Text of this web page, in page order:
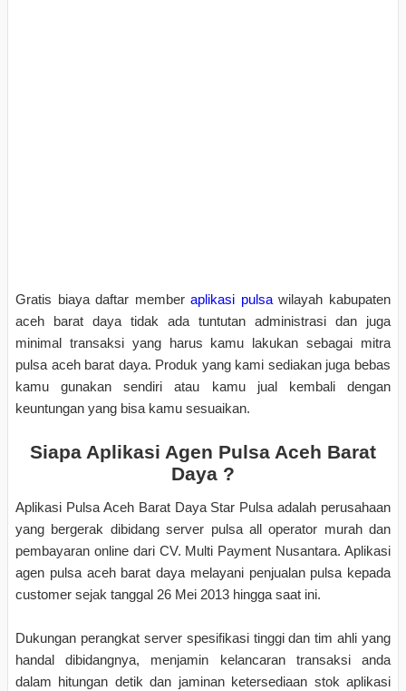
Gratis biaya daftar memberaplikasi pulsawilayah kabupaten
aceh barat daya tidak ada tuntutan administrasi dan juga
minimal transaksi yang harus kamu lakukan sebagai mitra
pulsa aceh barat daya. Produk yang kami sediakan juga bebas
kamu gunakan sendiri atau kamu jual kembali dengan
keuntungan yang bisa kamu sesuaikan.
Siapa Aplikasi Agen Pulsa Aceh Barat
Daya ?
Aplikasi Pulsa Aceh Barat Daya Star Pulsa adalah perusahaan
yang bergerak dibidang server pulsa all operator murah dan
pembayaran online dari CV. Multi Payment Nusantara. Aplikasi
agen pulsa aceh barat daya melayani penjualan pulsa kepada
customer sejak tanggal 26 Mei 2013 hingga saat ini.
Dukungan perangkat server spesifikasi tinggi dan tim ahli yang
handal dibidangnya, menjamin kelancaran transaksi anda
dalam hitungan detik dan jaminan ketersediaan stok aplikasi